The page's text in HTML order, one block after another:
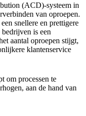
(ACD)-systeem in
van oproepen.
snellere en prettigere
is een
aantal oproepen stijgt,
klantenservice
om processen te
aan de hand van